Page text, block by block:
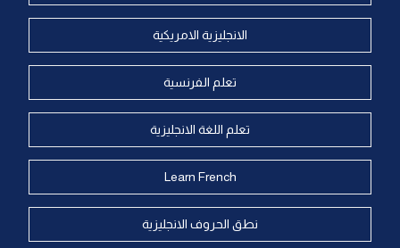
الانجليزية الامريكية
تعلم الفرنسية
تعلم اللغة الانجليزية
Learn French
نطق الحروف الانجليزية